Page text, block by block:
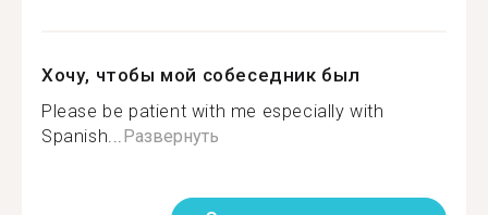
Хочу, чтобы мой собеседник был
Please be patient with me especially with
Spanish...Развернуть